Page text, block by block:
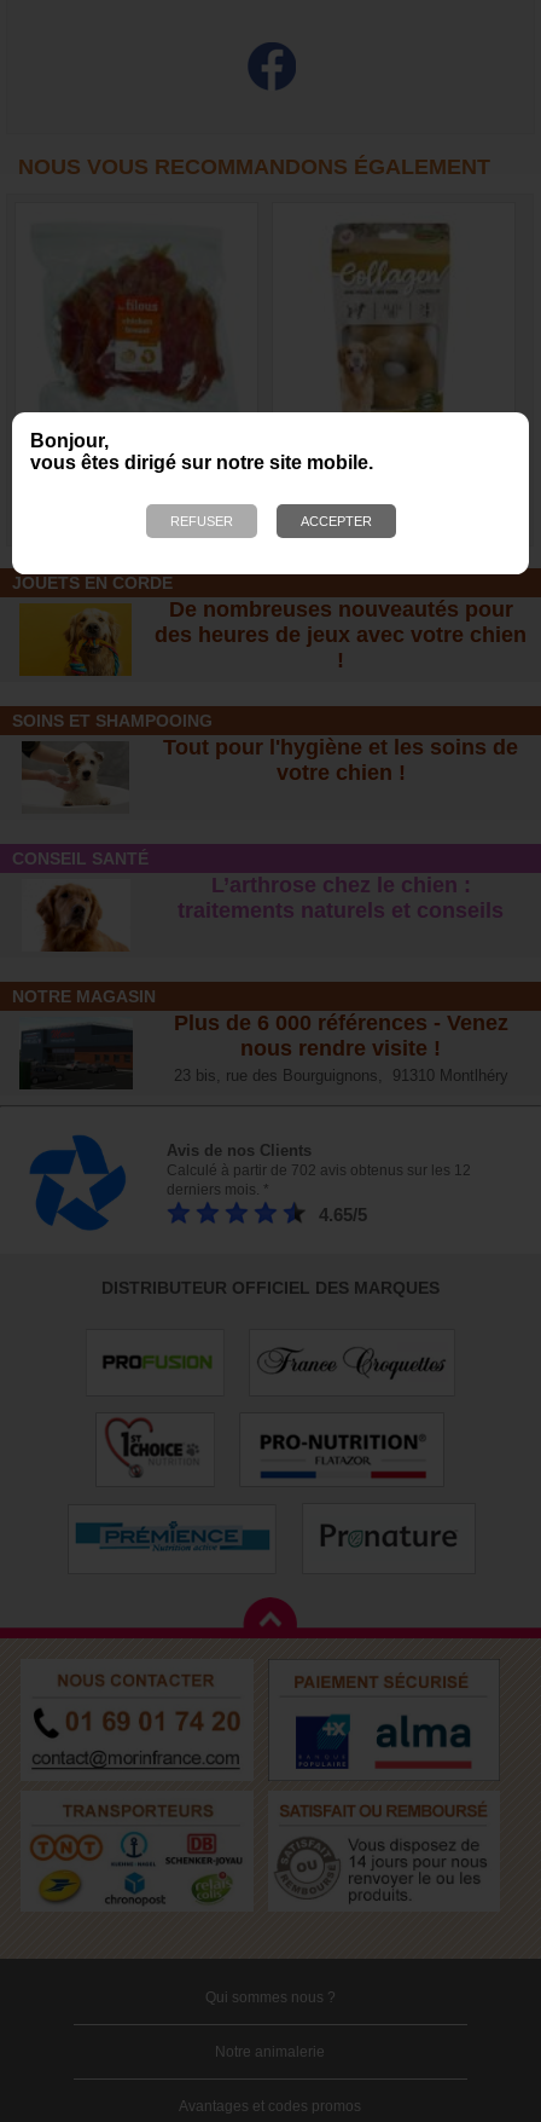
Bonjour,
vous êtes dirigé sur notre site mobile.
NOUS VOUS RECOMMANDONS ÉGALEMENT
Filets de poulet séchés 1
kg
24,95 €
Donuts de collagène au
poulet
8,30 €
JOUETS EN CORDE
De nombreuses nouveautés pour
des heures de jeux avec votre chien
!
SOINS ET SHAMPOOING
Tout pour l'hygiène et les soins de
votre chien !
CONSEIL SANTÉ
L’arthrose chez le chien :
traitements naturels et conseil s
NOTRE MAGASIN
Plus de 6 000 références - Venez
nous rendre visite !
23 bis, rue des Bourguignons, 91310 Montlhéry
Avis de nos Clients
Calculé à partir de 702 avis obtenus sur les 12
derniers mois. *
4.65/5
DISTRIBUTEUR OFFICIEL DES MARQUES
Qui sommes nous ?
Notre animalerie
Avantages et codes promos